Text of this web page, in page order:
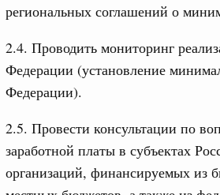
региональных соглашений о
2.4. Проводить мониторинг
Федерации (установление
Федерации).
2.5. Провести консультации по
заработной платы в субъектах
организаций, финансируемых из